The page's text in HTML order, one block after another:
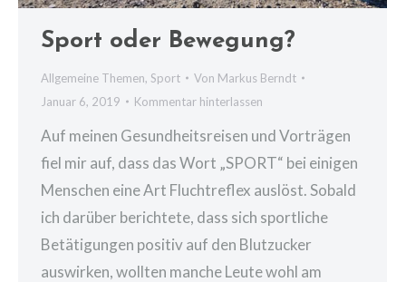
Sport oder Bewegung?
Allgemeine Themen, Sport Von Markus Berndt
Januar 6, 2019
Kommentar hinterlassen
Auf meinen Gesundheitsreisen und Vorträgen
fiel mir auf, dass das Wort „SPORT“ bei einigen
Menschen eine Art Fluchtreflex auslöst. Sobald
ich darüber berichtete, dass sich sportliche
Betätigungen positiv auf den Blutzucker
auswirken, wollten manche Leute wohl am